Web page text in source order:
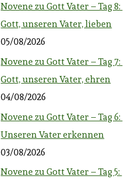
Novene zu Gott Vater – Tag 8:
Gott, unseren Vater, lieben
05/08/2026
Novene zu Gott Vater – Tag 7:
Gott, unseren Vater, ehren
04/08/2026
Novene zu Gott Vater – Tag 6:
Unseren Vater erkennen
03/08/2026
Novene zu Gott Vater – Tag 5: